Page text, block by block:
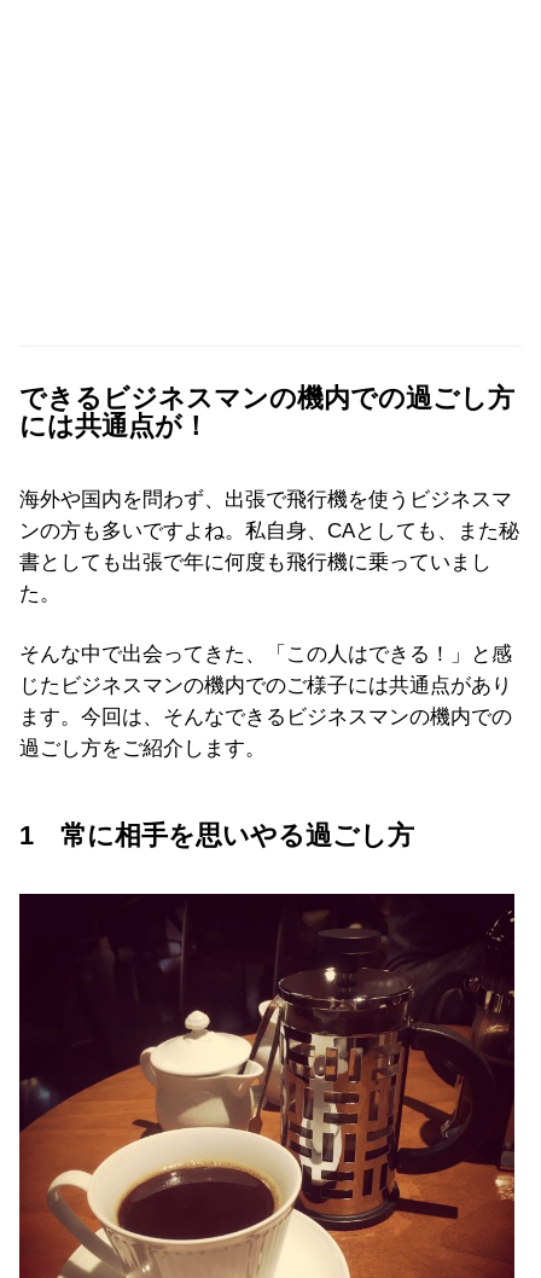
できるビジネスマンの機内での過ごし方
には共通点が！
海外や国内を問わず、出張で飛行機を使うビジネスマ
ンの方も多いですよね。私自身、CAとしても、また秘
書としても出張で年に何度も飛行機に乗っていまし
た。
そんな中で出会ってきた、「この人はできる！」と感
じたビジネスマンの機内でのご様子には共通点があり
ます。今回は、そんなできるビジネスマンの機内での
過ごし方をご紹介します。
1 常に相手を思いやる過ごし方